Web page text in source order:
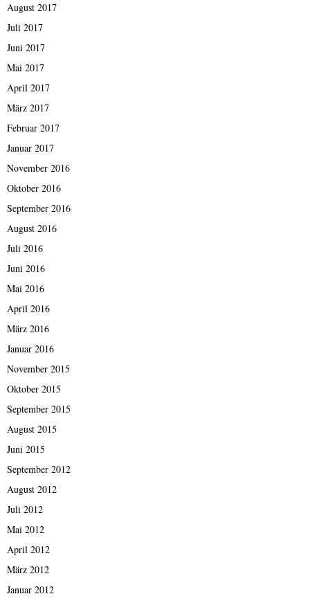
August 2017
Juli 2017
Juni 2017
Mai 2017
April 2017
März 2017
Februar 2017
Januar 2017
November 2016
Oktober 2016
September 2016
August 2016
Juli 2016
Juni 2016
Mai 2016
April 2016
März 2016
Januar 2016
November 2015
Oktober 2015
September 2015
August 2015
Juni 2015
September 2012
August 2012
Juli 2012
Mai 2012
April 2012
März 2012
Januar 2012